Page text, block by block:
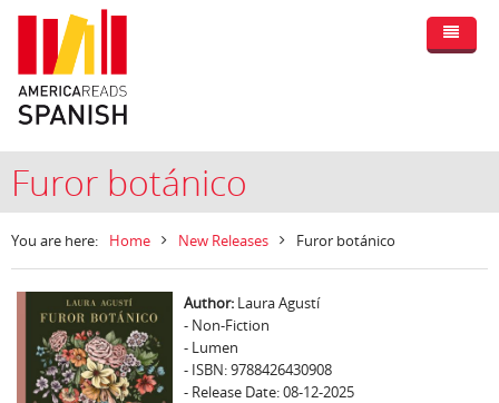
Furor botánico
You are here: Home New Releases Furor botánico
Author: Laura Agustí
- Non-Fiction
- Lumen
- ISBN: 9788426430908
- Release Date: 08-12-2025